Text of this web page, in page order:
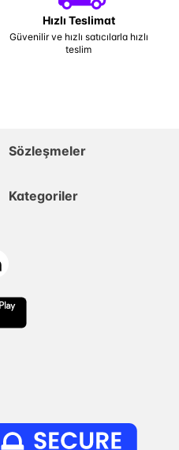
Hızlı Teslimat
Güvenilir ve hızlı satıcılarla hızlı
teslim
Sözleşmeler
Kategoriler